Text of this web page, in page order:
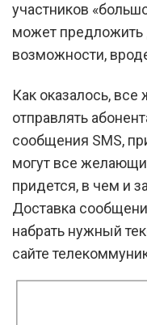
участников
может предложить
возможности,
Как оказалось,
отправлять
сообщения SMS,
могут все
придется, в чем и
Доставка
набрать нужный
сайте